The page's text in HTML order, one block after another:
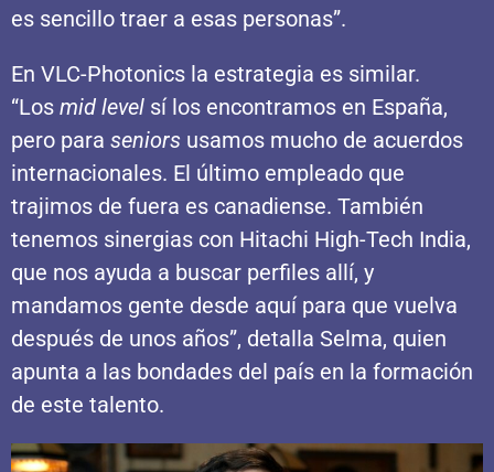
es sencillo traer a esas personas”.
En VLC-Photonics la estrategia es similar.
“Los mid level sí los encontramos en España,
pero para seniors usamos mucho de acuerdos
internacionales. El último empleado que
trajimos de fuera es canadiense. También
tenemos sinergias con Hitachi High-Tech India,
que nos ayuda a buscar perfiles allí, y
mandamos gente desde aquí para que vuelva
después de unos años”, detalla Selma, quien
apunta a las bondades del país en la formación
de este talento.